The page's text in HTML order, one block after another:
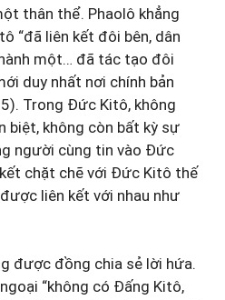
thân thể. Phaolô khẳng
“đã liên kết đôi bên, dân
một… đã tác tạo đôi
duy nhất nơi chính bản
Trong Đức Kitô, không
biệt, không còn bất kỳ sự
người cùng tin vào Đức
chặt chẽ với Đức Kitô thế
liên kết với nhau như
được đồng chia sẻ lời hứa.
“không có Đấng Kitô,